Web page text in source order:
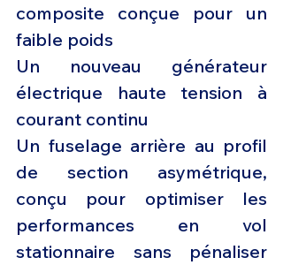
composite conçue pour un
faible poids
Un nouveau générateur
électrique haute tension à
courant continu
Un fuselage arrière au profil
de section asymétrique,
conçu pour optimiser les
performances en vol
stationnaire sans pénaliser